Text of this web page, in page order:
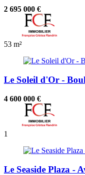
2 695 000 €
53 m²
Le Soleil d'Or -
4 600 000 €
1
Le Seaside Plaza -